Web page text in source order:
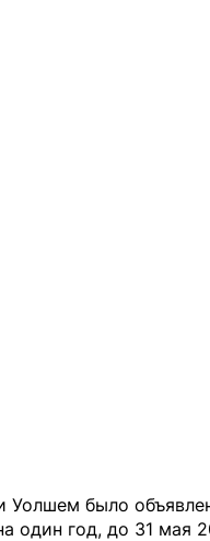
Уолшем было
один год, до 31 мая